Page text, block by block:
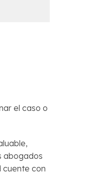
el caso o
abogados
cuente con